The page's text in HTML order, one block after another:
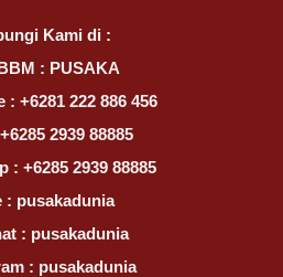
Kami di :
: PUSAKA
: +6281 222 886 456
2939 88885
: +6285 2939 88885
: pusakadunia
: pusakadunia
: pusakadunia